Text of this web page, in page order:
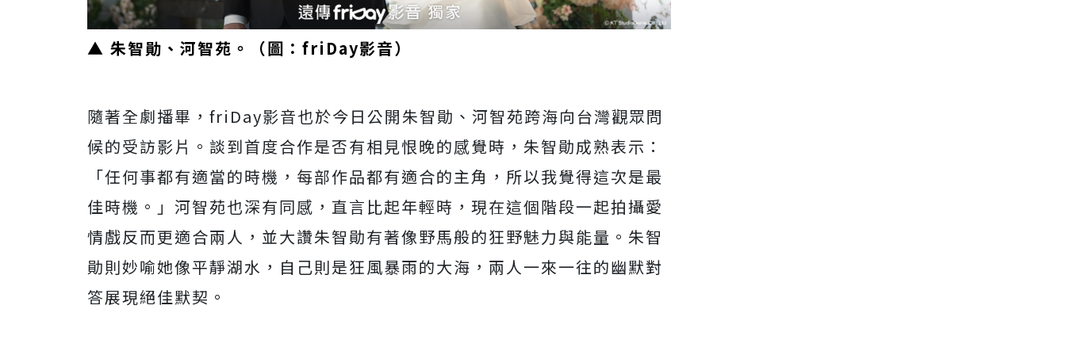
▲ 朱智勛、河智苑。（圖：friDay影音）
隨著全劇播畢，friDay影音也於今日公開朱智勛、河智苑跨海向台灣觀眾問
候的受訪影片。談到首度合作是否有相見恨晚的感覺時，朱智勛成熟表示：
「任何事都有適當的時機，每部作品都有適合的主角，所以我覺得這次是最
佳時機。」河智苑也深有同感，直言比起年輕時，現在這個階段一起拍攝愛
情戲反而更適合兩人，並大讚朱智勛有著像野馬般的狂野魅力與能量。朱智
勛則妙喻她像平靜湖水，自己則是狂風暴雨的大海，兩人一來一往的幽默對
答展現絕佳默契。